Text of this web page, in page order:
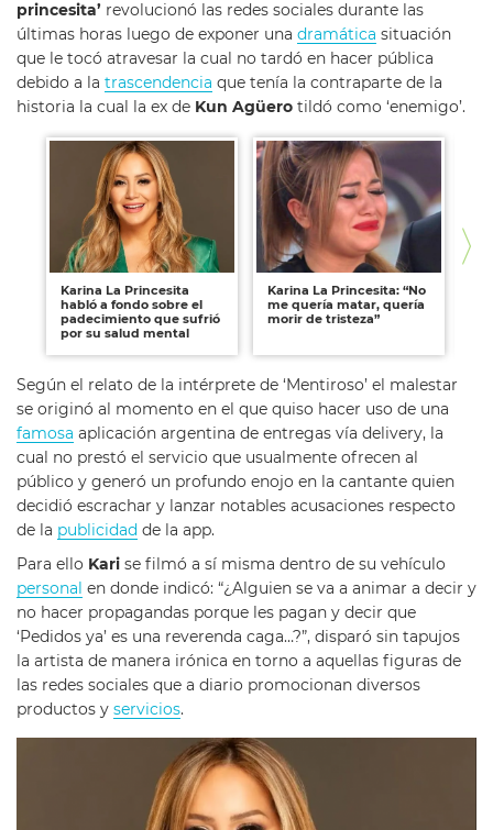
princesita’ revolucionó las redes sociales durante las
últimas horas luego de exponer una dramática situación
que le tocó atravesar la cual no tardó en hacer pública
debido a la trascendencia que tenía la contraparte de la
historia la cual la ex de Kun Agüero tildó como ‘enemigo’.
Karina La Princesita
habló a fondo sobre el
padecimiento que sufrió
por su salud mental
Karina La Princesita: “No
me quería matar, quería
morir de tristeza”
Según el relato de la intérprete de ‘Mentiroso’ el malestar
se originó al momento en el que quiso hacer uso de una
famosa aplicación argentina de entregas vía delivery, la
cual no prestó el servicio que usualmente ofrecen al
público y generó un profundo enojo en la cantante quien
decidió escrachar y lanzar notables acusaciones respecto
de la publicidad de la app.
Para ello Kari se filmó a sí misma dentro de su vehículo
personal en donde indicó: “¿Alguien se va a animar a decir y
no hacer propagandas porque les pagan y decir que
‘Pedidos ya’ es una reverenda caga…?”, disparó sin tapujos
la artista de manera irónica en torno a aquellas figuras de
las redes sociales que a diario promocionan diversos
productos y servicios.